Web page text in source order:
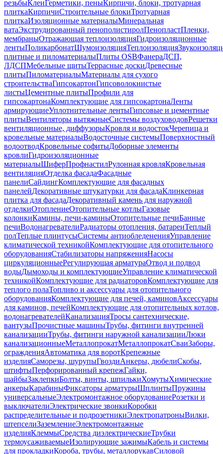
резьбыКлеиГерметики, пеныКирпичи, блоки, тротуарная
плиткаКирпичиСтроительные блокиТротуарная
плиткаИзоляционные материалыМинеральная
ватаЭкструдированный пенополистиролПенопластПленки,
мембраныОтражающая теплоизоляцияГидроизоляционные
лентыПоликарбонатШумоизоляцияТеплоизоляция
плитные и пиломатериалыПлиты OSBФанераДСП,
ЛДСПМебельные щитыТеррасные доскиДревесные
плитыПиломатериалыМатериалы для сухого
строительстваГипсокартонГипсоволокнистые
листыЦементные плитыПрофили для
гипсокартонаКомплектующие для гипсокартонаЛенты
армирующиеУплотнительные лентыГипсовые и цементные
плитыВентиляторы вытяжныеСистемы воздуховодовРешетки
вентиляционные, диффузорыКровля и водостокЧерепица и
кровельные материалыВодосточные системыПоверхностный
водоотводКровельные софитыДоборные элементы
кровлиГидроизоляционные
материалыШиферПрофнастилРулонная кровляКровельная
вентиляцияОтделка фасадаФасадные
панелиСайдингКомплектующие для фасадных
панелейДекоративные штукатурки для фасадаКлинкерная
плитка для фасадаДекоративный камень для наружной
отделкиОтоплениеОтопительные котлыГазовые
колонкиКамины, печи-каминыОтопительные печиБанные
печиВодонагревателиРадиаторы отопления, батареиТеплый
полТеплые плинтусыСистемы антиобледененияУправление
климатической техникойКомплектующие для отопительного
оборудованияСтабилизаторы напряженияНасосы
циркуляционныеРегулирующая арматураОтвод и подвод
водыДымоходы и комплектующиеУправление климатической
техникойКомплектующие для радиаторовКомплектующие для
теплого полаТопливо и аксессуары для отопительного
оборудованияКомплектующие для печей, каминовАксессуары
для каминов, печейКомплектующие для отопительных котлов,
водонагревателейКанализацияТросы сантехнические,
вантузыПрочистные машиныТрубы, фитинги внутренней
канализацииТрубы, фитинги наружной канализацииЛюки
канализационныеМеталлопрокатМеталлопрокатСваиЗаборы,
огражденияАвтоматика для воротКрепежные
изделияСаморезы, шурупыГвоздиАнкеры, дюбелиСкобы,
штифтыПерфорированный крепежГайки,
шайбыЗаклепкиБолты, винты, шпилькиХомутыХимические
анкерыКарабиныФиксаторы арматурыШплинтыПружины
универсальныеЭлектромонтажное оборудованиеРозетки и
выключателиЭлектрические звонкиКоробки
распределительные и подрозетникиЭлектропатроныВилки,
штепселиЗаземлениеЭлектромонтажные
изделияКлеммыСредства диэлектрическиеТрубки
термоусаживаемыеИзолирующие зажимыКабель и системы
для прокладкиКороба, трубы, металлорукавСиловой